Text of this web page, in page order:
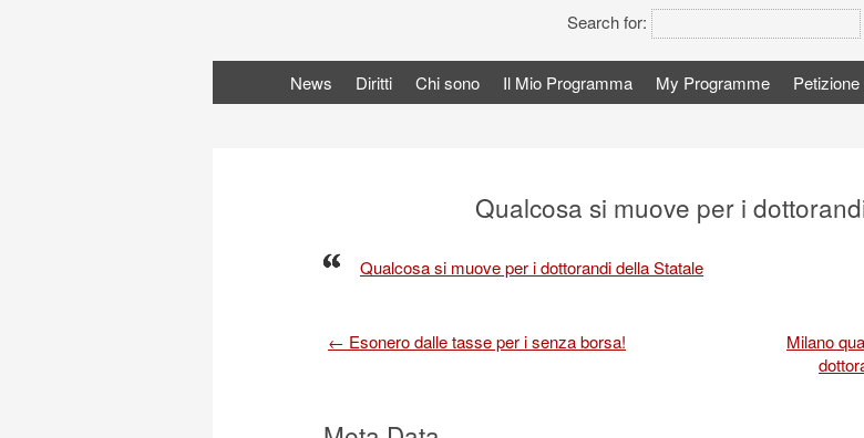
Search for:
News Diritti Chi sono Il Mio Programma My Programme
Qualcosa si muove per i
Qualcosa si muove per i dottorandi della Statale
Post
← Esonero dalle tasse per i senza borsa!
Milano